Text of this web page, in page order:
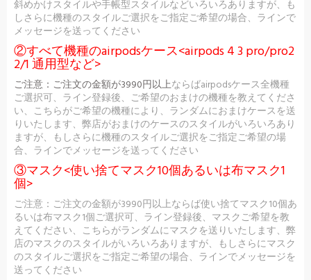
斜めかけスタイルや手帳型スタイルなどいろいろありますが、も
しさらに機種のスタイルご選択をご指定ご希望の場合、ラインで
メッセージを送ってください
②すべて機種のairpodsケース<airpods 4 3 pro/pro2
2/1 通用型など>
ご注意： ご注文の金額が3990円以上ならばairpodsケース全機種
ご選択可、ライン登録後、ご希望のおまけの機種を教えてくださ
い、こちらがご希望の機種により、ランダムにおまけケースを送
りいたします、弊店がおまけのケースのスタイルがいろいろあり
ますが、もしさらに機種のスタイルご選択をご指定ご希望の場
合、ラインでメッセージを送ってください
③マスク<使い捨てマスク10個あるいは布マスク1
個>
ご注意：ご注文の金額が3990円以上ならば使い捨てマスク10個あ
るいは布マスク1個ご選択可、ライン登録後、マスクご希望を教
えてください、こちらがランダムにマスクを送りいたします、弊
店のマスクのスタイルがいろいろありますが、もしさらにマスク
のスタイルご選択をご指定ご希望の場合、ラインでメッセージを
送ってください